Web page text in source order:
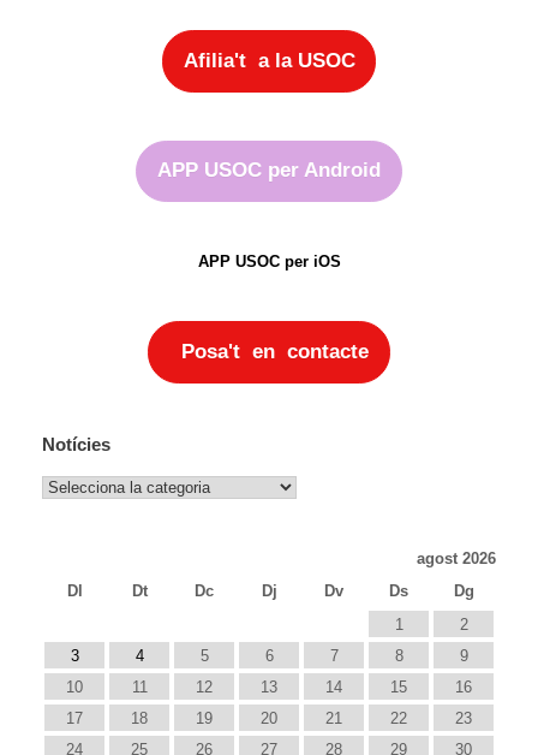
Afilia't a la USOC
APP USOC per Android
APP USOC per iOS
Posa't en contacte
Notícies
Notícies
agost 2026
Dl
Dt Dc Dj Dv Ds
Dg
1
2
3
4 5 6 7 8
9
10
11 12 13 14 15
16
17
18 19 20 21 22
23
24
25 26 27 28 29
30